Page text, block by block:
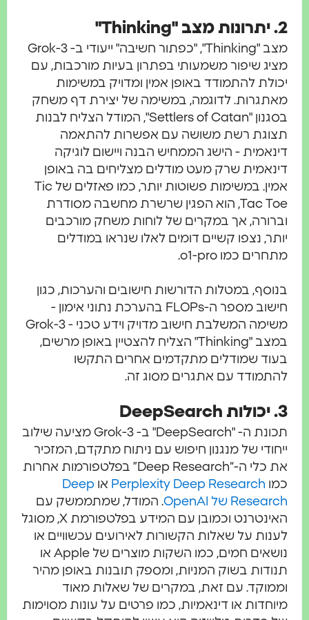
2. יתרונות מצב "Thinking"
מצב "Thinking", "כפתור חשיבה" ייעודי ב- Grok-3
מציג שיפור משמעותי בפתרון בעיות מורכבות, עם
יכולת להתמודד באופן אמין ומדויק במשימות
מאתגרות. לדוגמה, במשימה של יצירת דף משחק
בסגנון "Settlers of Catan", המודל הצליח לבנות
תצוגת רשת משושה עם אפשרות להתאמה
דינאמית - הישג הממחיש הבנה ויישום לוגיקה
דינאמית שרק מעט מודלים מצליחים בה באופן
אמין. במשימות פשוטות יותר, כמו פאזלים של Tic
Tac Toe, הוא הפגין שרשרת מחשבה מסודרת
וברורה, אך במקרים של לוחות משחק מורכבים
יותר, נצפו קשיים דומים לאלו שנראו במודלים
מתחרים כמו o1-pro.
בנוסף, במטלות הדורשות חישובים והערכות, כגון
חישוב מספר ה-FLOPs בהערכת נתוני אימון -
משימה המשלבת חישוב מדויק וידע טכני - Grok-3
במצב "Thinking" הצליח להצטיין באופן מרשים,
בעוד שמודלים מתקדמים אחרים התקשו
להתמודד עם אתגרים מסוג זה.
3. יכולות DeepSearch
תכונת ה- "DeepSearch" ב- Grok-3 מציעה שילוב
ייחודי של מנגנון חיפוש עם ניתוח מתקדם, המזכיר
את כלי ה-“Deep Research” בפלטפורמות אחרות
כמו Perplexity Deep Researchאו Deep
Research של OpenAI
. המודל, שמתממשק עם
האינטרנט וכמובן עם המידע בפלטפורמת X, מסוגל
לענות על שאלות הקשורות לאירועים עכשוויים או
נושאים חמים, כמו השקות מוצרים של Apple או
תנודות בשוק המניות, ומספק תובנות באופן מהיר
וממוקד. עם זאת, במקרים של שאלות מאוד
מיוחדות או דינאמיות, כמו פרטים על עונות מסוימות